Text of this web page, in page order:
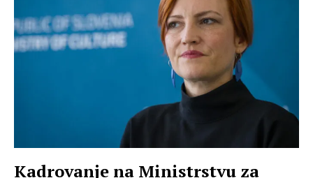
Kadrovanje na Ministrstvu za